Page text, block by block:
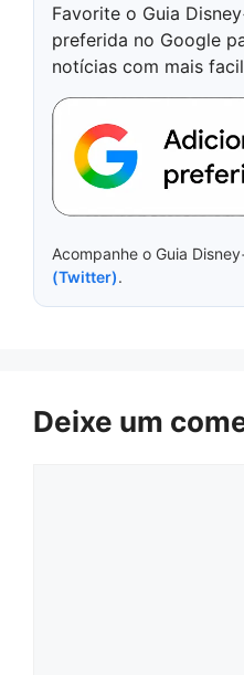
Favorite o Guia
preferida no Google
notícias com mais
Acompanhe o Guia
(Twitter).
Deixe um